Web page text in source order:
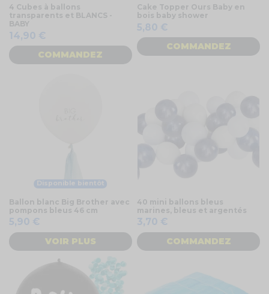
4 Cubes à ballons
transparents et BLANCS -
BABY
14,90 €
COMMANDEZ
Cake Topper Ours Baby en
bois baby shower
5,80 €
COMMANDEZ
Disponible bientôt
Ballon blanc Big Brother avec
pompons bleus 46 cm
5,90 €
VOIR PLUS
40 mini ballons bleus
marines, bleus et argentés
3,70 €
COMMANDEZ